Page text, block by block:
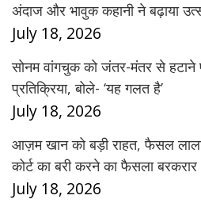
अंदाज और भावुक कहानी ने बढ़ाया
July 18, 2026
सोनम वांगचुक को जंतर-मंतर से हटाने
प्रतिक्रिया, बोले- ‘यह गलत है’
July 18, 2026
आज़म खान को बड़ी राहत, फैसल
कोर्ट का बरी करने का फैसला बरकरार
July 18, 2026